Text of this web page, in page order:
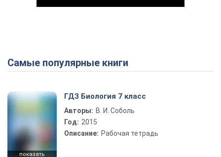
Play Video
Самые популярные книги
показать
ГДЗ Биология 7 класс
Авторы: В. И. Соболь
Год: 2015
Описание: Рабочая тетрадь